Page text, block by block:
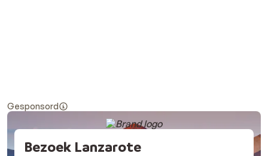
Gesponsord
Bezoek Lanzarote